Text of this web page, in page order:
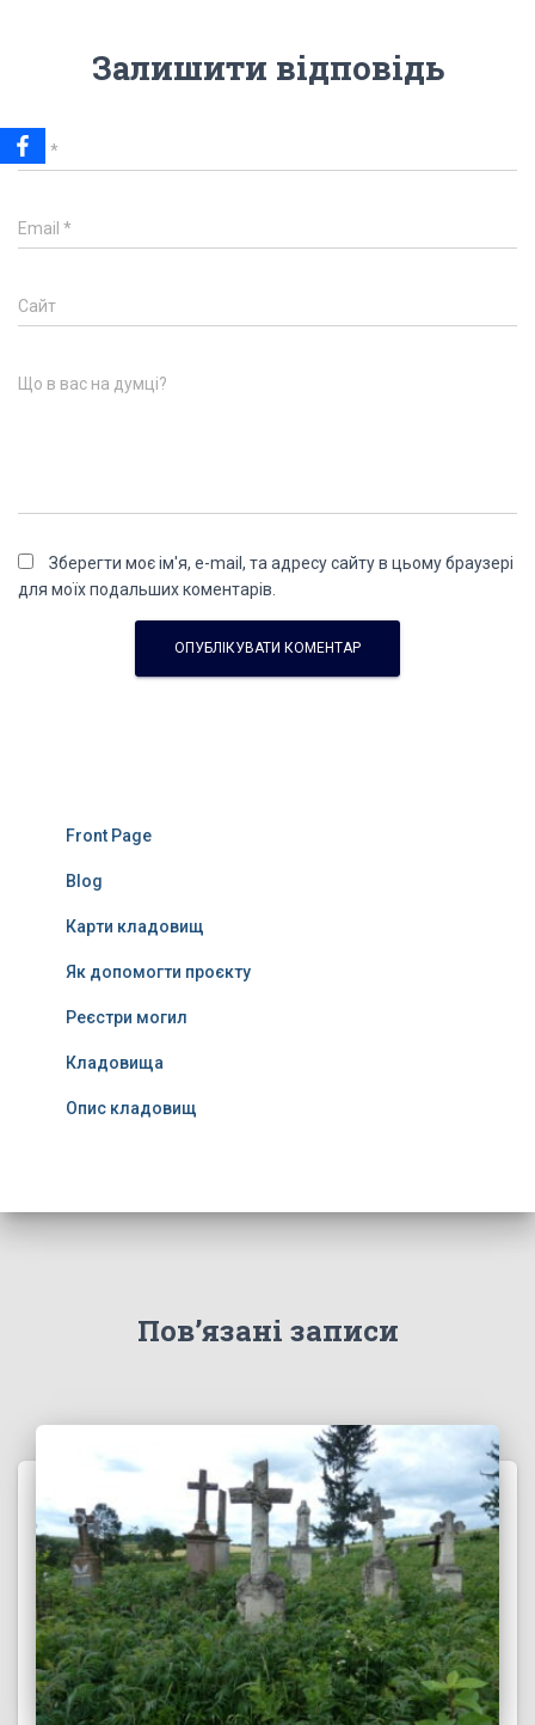
Залишити відповідь
Ім'я *
Email *
Сайт
Що в вас на думці?
Зберегти моє ім'я, e-mail, та адресу сайту в цьому браузері
для моїх подальших коментарів.
Front Page
Blog
Карти кладовищ
Як допомогти проєкту
Реєстри могил
Кладовища
Опис кладовищ
Пов’язані записи